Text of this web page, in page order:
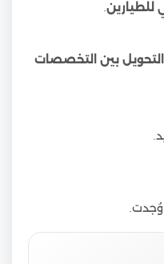
للطيارين
التحويل بين التخصصات
وُجدت.